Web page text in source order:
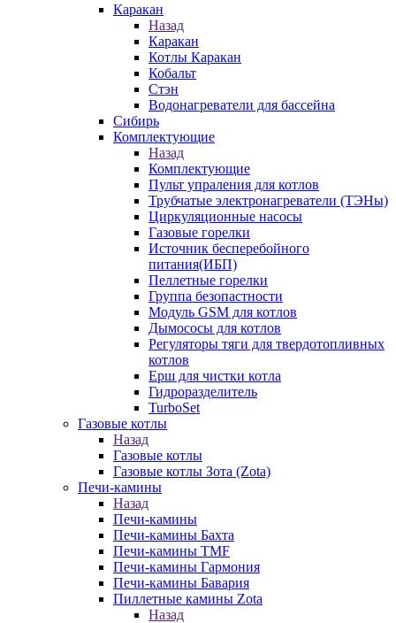
Каракан
Назад
Каракан
Котлы Каракан
Кобальт
Стэн
Водонагреватели для бассейна
Сибирь
Комплектующие
Назад
Комплектующие
Пульт упраления для котлов
Трубчатые электронагреватели (ТЭНы)
Циркуляционные насосы
Газовые горелки
Источник бесперебойного
питания(ИБП)
Пеллетные горелки
Группа безопастности
Модуль GSM для котлов
Дымососы для котлов
Регуляторы тяги для твердотопливных
котлов
Ерш для чистки котла
Гидроразделитель
TurboSet
Газовые котлы
Назад
Газовые котлы
Газовые котлы Зота (Zota)
Печи-камины
Назад
Печи-камины
Печи-камины Бахта
Печи-камины TMF
Печи-камины Гармония
Печи-камины Бавария
Пиллетные камины Zota
Назад